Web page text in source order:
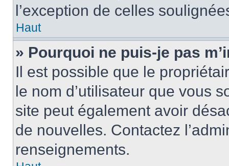
l’exception de celles
Haut
» Pourquoi ne puis-je pas
Il est possible que le
le nom d’utilisateur que vous
site peut également avoir
de nouvelles. Contactez
renseignements.